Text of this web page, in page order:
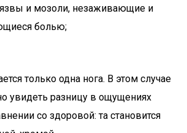
и мозоли, незаживающие и
болью;
только одна нога. В этом случае
увидеть разницу в ощущениях
со здоровой: та становится